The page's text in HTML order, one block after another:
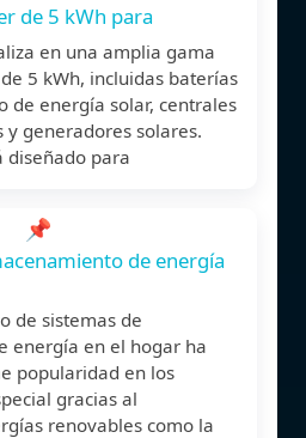
de 5 kWh para
en una amplia gama
5 kWh, incluidas baterías
de energía solar, centrales
generadores solares.
diseñado para
📌
de energía
de sistemas de
energía en el hogar ha
popularidad en los
gracias al
renovables como la